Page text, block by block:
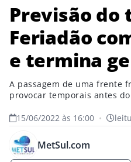
Previsão do
Feriadão
e termina
A passagem de uma frente
provocar temporais antes
15/06/2022 às 16:00 •
MetSul.com